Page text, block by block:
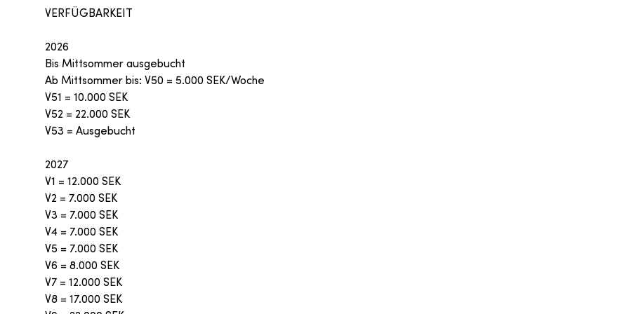
VERFÜGBARKEIT
2026
Bis Mittsommer ausgebucht
Ab Mittsommer bis: V50 = 5.000 SEK/Woche
V51 = 10.000 SEK
V52 = 22.000 SEK
V53 = Ausgebucht
2027
V1 = 12.000 SEK
V2 = 7.000 SEK
V3 = 7.000 SEK
V4 = 7.000 SEK
V5 = 7.000 SEK
V6 = 8.000 SEK
V7 = 12.000 SEK
V8 = 17.000 SEK